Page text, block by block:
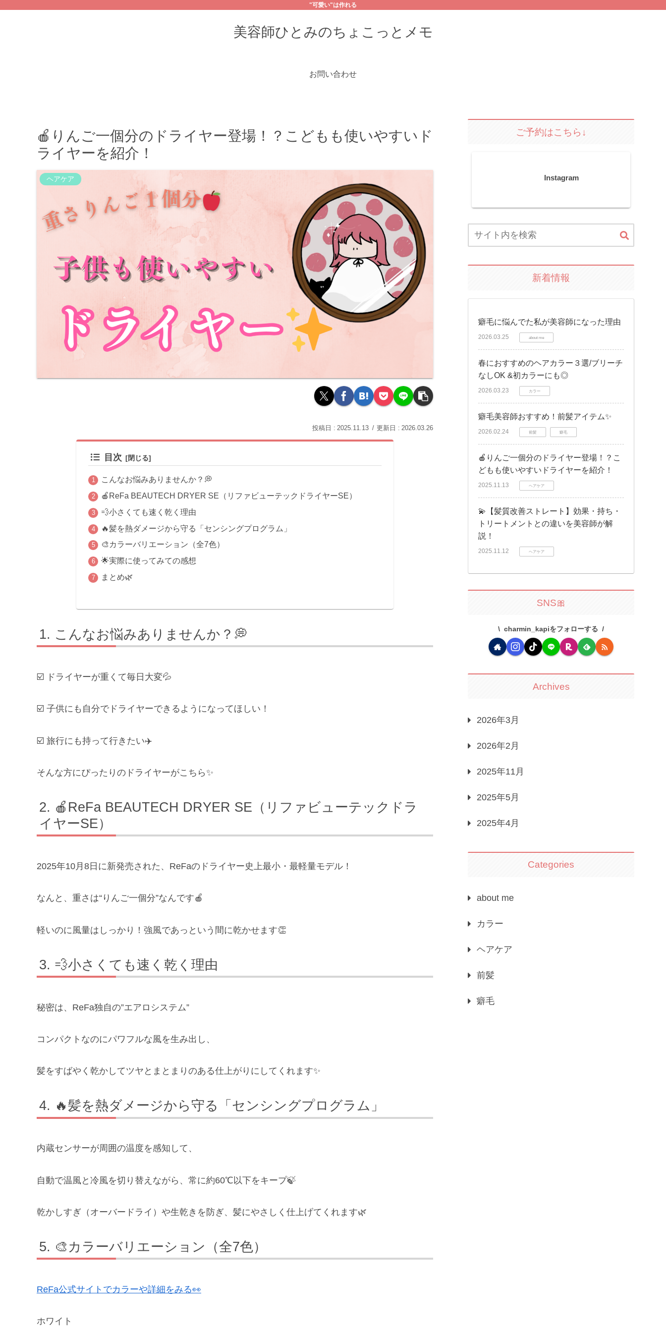
"可愛い"は作れる
美容師ひとみのちょこっとメモ
お問い合わせ
🍎りんご一個分のドライヤー登場！？こどもも使いやすいド
ライヤーを紹介！
ヘアケア
2025.11.13 2026.03.26
目次
こんなお悩みありませんか？💭
🍎ReFa BEAUTECH DRYER SE（リファビューテックドライヤーSE）
💨小さくても速く乾く理由
🔥髪を熱ダメージから守る「センシングプログラム」
🎨カラーバリエーション（全7色）
🌟実際に使ってみての感想
まとめ🌿
こんなお悩みありませんか？💭
☑️ ドライヤーが重くて毎日大変💦
☑️ 子供にも自分でドライヤーできるようになってほしい！
☑️ 旅行にも持って行きたい✈️
そんな方にぴったりのドライヤーがこちら✨
🍎ReFa BEAUTECH DRYER SE（リファビューテックドラ
イヤーSE）
2025年10月8日に新発売された、ReFaのドライヤー史上最小・最軽量モデル！
なんと、重さは“りんご一個分”なんです🍎
軽いのに風量はしっかり！強風であっという間に乾かせます👏
💨小さくても速く乾く理由
秘密は、ReFa独自の”エアロシステム”
コンパクトなのにパワフルな風を生み出し、
髪をすばやく乾かしてツヤとまとまりのある仕上がりにしてくれます✨
🔥髪を熱ダメージから守る「センシングプログラム」
内蔵センサーが周囲の温度を感知して、
自動で温風と冷風を切り替えながら、常に約60℃以下をキープ🍃
乾かしすぎ（オーバードライ）や生乾きを防ぎ、髪にやさしく仕上げてくれます🌿
🎨カラーバリエーション（全7色）
ReFa公式サイトでカラーや詳細をみる👀
ホワイト
ご予約はこちら↓
Instagram
新着情報
癖毛に悩んでた私が美容師になった理由
2026.03.25 about me
春におすすめのヘアカラー３選/ブリーチ
なしOK &初カラーにも◎
2026.03.23 カラー
癖毛美容師おすすめ！前髪アイテム✨
2026.02.24 前髪 癖毛
🍎りんご一個分のドライヤー登場！？こ
どもも使いやすいドライヤーを紹介！
2025.11.13 ヘアケア
💫【髪質改善ストレート】効果・持ち・
トリートメントとの違いを美容師が解
説！
2025.11.12 ヘアケア
SNS🎀
charmin_kapiをフォローする
Archives
2026年3月
2026年2月
2025年11月
2025年5月
2025年4月
Categories
about me
カラー
ヘアケア
前髪
癖毛